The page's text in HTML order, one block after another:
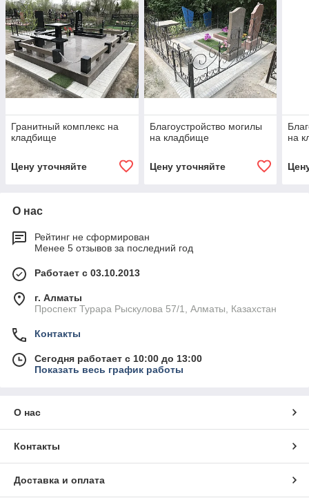
Гранитный комплекс на
кладбище
Цену уточняйте
Благоустройство могилы
на кладбище
Цену уточняйте
на
О нас
Рейтинг не сформирован
Менее 5 отзывов за последний год
Работает с 03.10.2013
г. Алматы
Проспект Турара Рыскулова 57/1, Алматы, Казахстан
Контакты
Сегодня работает с 10:00 до 13:00
Показать весь график работы
О нас
Контакты
Доставка и оплата